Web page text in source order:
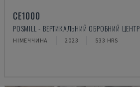
CE1000
POSMILL - ВЕРТИКАЛЬНИЙ ОБРОБНИЙ ЦЕНТР
НІМЕЧЧИНА 2023 533 HRS